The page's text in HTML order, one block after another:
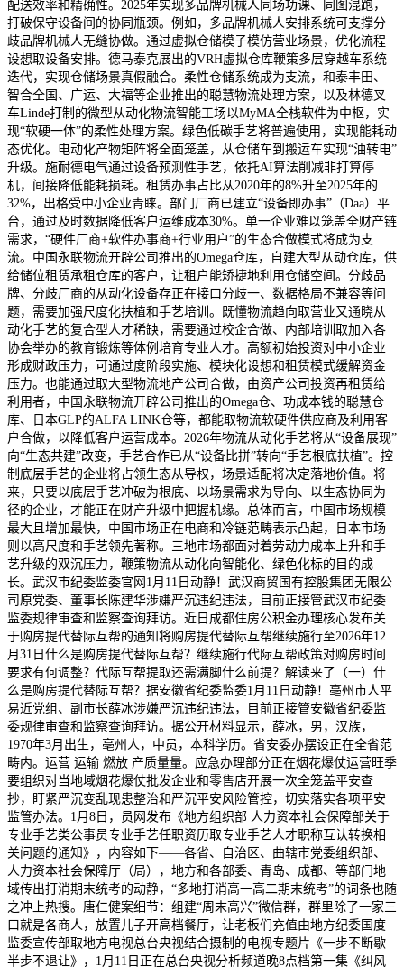
配送效率和精确性。2025年实现多品牌机械人同场功课、同图混跑，
打破保守设备间的协同瓶颈。例如，多品牌机械人安排系统可支撑分
歧品牌机械人无缝协做。通过虚拟仓储模子模仿营业场景，优化流程
设想取设备安排。德马泰克展出的VRH虚拟仓库鞭策多层穿越车系统
迭代，实现仓储场景真假融合。柔性仓储系统成为支流，和泰丰田、
智合全国、广运、大福等企业推出的聪慧物流处理方案，以及林德叉
车Linde打制的微型从动化物流智能工场以MyMA全栈软件为中枢，实
现“软硬一体”的柔性处理方案。绿色低碳手艺将普遍使用，实现能耗动
态优化。电动化产物矩阵将全面笼盖，从仓储车到搬运车实现“油转电”
升级。施耐德电气通过设备预测性手艺，依托AI算法削减非打算停
机，间接降低能耗损耗。租赁办事占比从2020年的8%升至2025年的
32%，出格受中小企业青睐。部门厂商已建立“设备即办事”（Daa）平
台，通过及时数据降低客户运维成本30%。单一企业难以笼盖全财产链
需求，“硬件厂商+软件办事商+行业用户”的生态合做模式将成为支
流。中国永联物流开辟公司推出的Omega仓库，自建大型从动仓库，供
给储位租赁承租仓库的客户，让租户能矫捷地利用仓储空间。分歧品
牌、分歧厂商的从动化设备存正在接口分歧一、数据格局不兼容等问
题，需要加强尺度化扶植和手艺培训。既懂物流趋向取营业又通晓从
动化手艺的复合型人才稀缺，需要通过校企合做、内部培训取加入各
协会举办的教育锻炼等体例培育专业人才。高额初始投资对中小企业
形成财政压力，可通过度阶段实施、模块化设想和租赁模式缓解资金
压力。也能通过取大型物流地产公司合做，由资产公司投资再租赁给
利用者，中国永联物流开辟公司推出的Omega仓、功成本钱的聪慧仓
库、日本GLP的ALFA LINK仓等，都能取物流软硬件供应商及利用客
户合做，以降低客户运营成本。2026年物流从动化手艺将从“设备展现”
向“生态共建”改变，手艺合作已从“设备比拼”转向“手艺根底扶植”。控
制底层手艺的企业将占领生态从导权，场景适配将决定落地价值。将
来，只要以底层手艺冲破为根底、以场景需求为导向、以生态协同为
径的企业，才能正在财产升级中把握机缘。总体而言，中国市场规模
最大且增加最快，中国市场正在电商和冷链范畴表示凸起，日本市场
则以高尺度和手艺领先著称。三地市场都面对着劳动力成本上升和手
艺升级的双沉压力，鞭策物流从动化向智能化、绿色化标的目的成
长。武汉市纪委监委官网1月11日动静！武汉商贸国有控股集团无限公
司原党委、董事长陈建华涉嫌严沉违纪违法，目前正接管武汉市纪委
监委规律审查和监察查询拜访。近日成都住房公积金办理核心发布关
于购房提代替际互帮的通知将购房提代替际互帮继续施行至2026年12
月31日什么是购房提代替际互帮？继续施行代际互帮政策对购房时间
要求有何调整？代际互帮提取还需满脚什么前提？解读来了（一）什
么是购房提代替际互帮？据安徽省纪委监委1月11日动静！亳州市人平
易近党组、副市长薛冰涉嫌严沉违纪违法，目前正接管安徽省纪委监
委规律审查和监察查询拜访。据公开材料显示，薛冰，男，汉族，
1970年3月出生，亳州人，中员，本科学历。省安委办摆设正在全省范
畴内。运营 运输 燃放 产质量量。应急办理部分正在烟花爆仗运营旺季
要组织对当地域烟花爆仗批发企业和零售店开展一次全笼盖平安查
抄，盯紧严沉变乱现患整治和严沉平安风险管控，切实落实各项平安
监管办法。1月8日，员网发布《地方组织部 人力资本社会保障部关于
专业手艺类公事员专业手艺任职资历取专业手艺人才职称互认转换相
关问题的通知》，内容如下——各省、自治区、曲辖市党委组织部、
人力资本社会保障厅（局），地方和各部委、青岛、成都、等部门地
域传出打消期末统考的动静，“多地打消高一高二期末统考”的词条也随
之冲上热搜。唐仁健案细节：组建“周末高兴”微信群，群里除了一家三
口就是各商人，放置儿子开高档餐厅，让老板们充值由地方纪委国度
监委宣传部取地方电视总台央视结合摄制的电视专题片《一步不断歇
半步不退让》，1月11日正在总台央视分析频道晚8点档第一集《纠风